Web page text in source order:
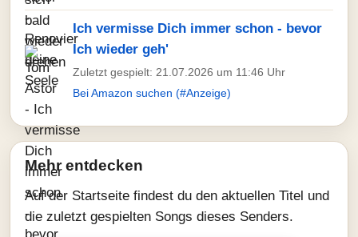
Ich vermisse Dich immer schon - bevor
Ich wieder geh'
Zuletzt gespielt: 21.07.2026 um 11:46 Uhr
Bei Amazon suchen (#Anzeige)
Mehr entdecken
Auf der Startseite findest du den aktuellen Titel und
die zuletzt gespielten Songs dieses Senders.